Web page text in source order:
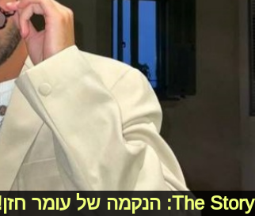
The Story: הנקמה של עומר חזן!